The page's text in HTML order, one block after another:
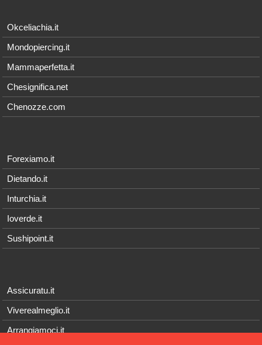
Okceliachia.it
Mondopiercing.it
Mammaperfetta.it
Chesignifica.net
Chenozze.com
Forexiamo.it
Dietando.it
Inturchia.it
Ioverde.it
Sushipoint.it
Assicuratu.it
Viverealmeglio.it
Arrangiamoci.it